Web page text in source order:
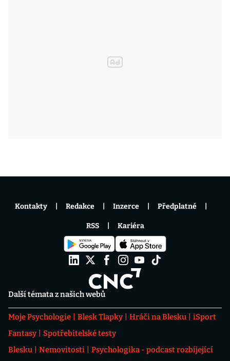
Další témata z našich webů
Moje Psychologie Blesk Tlapky Hráči na Blesku
iSport
Fantasy
Spotřebitelské testy
Blesku
Nemovitosti
Psychologika - podcast rozbíjející
Kontakty Redakce Inzerce Předplatné
RSS Kariéra